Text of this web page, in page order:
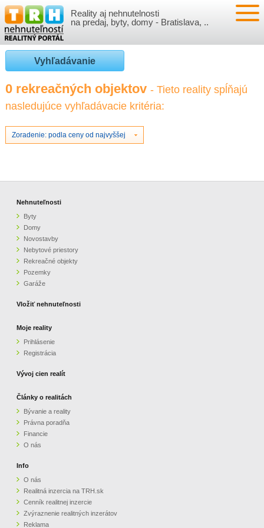
Reality aj nehnutelnosti
na predaj, byty, domy - Bratislava, ..
NEHNUTEĽNOSTI
BYTY
NOVOSTAVBY
NEBYTOVÉ PRIESTORY
GARÁŽE
VLOŽIŤ NEHNUTEĽNOSTI
PRIHLÁSENIE
REGISTRÁCIA
VÝVOJ CIEN REALÍT
ČLÁNKY O REALITÁCH
O NÁS
CENNÍK REALITNEJ INZERCIE
ZVÝRAZNENIE REALITNÝCH INZERÁTOV
PARTNERI
OBCHODNÉ PODMIENKY
KONTAKT
Vyhľadávanie
0 rekreačných objektov - Tieto reality spĺňajú
nasledujúce vyhľadávacie kritéria:
Zoradenie: podla ceny od najvyššej
Nehnuteľnosti
Byty
Domy
Novostavby
Nebytové priestory
Rekreačné objekty
Pozemky
Garáže
Vložiť nehnuteľnosti
Moje reality
Prihlásenie
Registrácia
Vývoj cien realít
Články o realitách
Bývanie a reality
Právna poradňa
Financie
O nás
Info
O nás
Realitná inzercia na TRH.sk
Cenník realitnej inzercie
Zvýraznenie realitných inzerátov
Reklama